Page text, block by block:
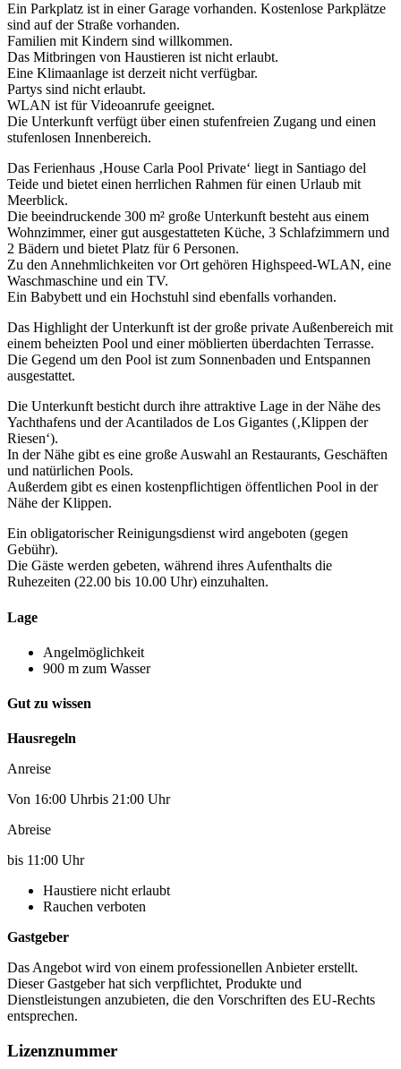
Ein Parkplatz ist in einer Garage vorhanden. Kostenlose Parkplätze
sind auf der Straße vorhanden.
Familien mit Kindern sind willkommen.
Das Mitbringen von Haustieren ist nicht erlaubt.
Eine Klimaanlage ist derzeit nicht verfügbar.
Partys sind nicht erlaubt.
WLAN ist für Videoanrufe geeignet.
Die Unterkunft verfügt über einen stufenfreien Zugang und einen
stufenlosen Innenbereich.
Das Ferienhaus ‚House Carla Pool Private‘ liegt in Santiago del
Teide und bietet einen herrlichen Rahmen für einen Urlaub mit
Meerblick.
Die beeindruckende 300 m² große Unterkunft besteht aus einem
Wohnzimmer, einer gut ausgestatteten Küche, 3 Schlafzimmern und
2 Bädern und bietet Platz für 6 Personen.
Zu den Annehmlichkeiten vor Ort gehören Highspeed-WLAN, eine
Waschmaschine und ein TV.
Ein Babybett und ein Hochstuhl sind ebenfalls vorhanden.
Das Highlight der Unterkunft ist der große private Außenbereich mit
einem beheizten Pool und einer möblierten überdachten Terrasse.
Die Gegend um den Pool ist zum Sonnenbaden und Entspannen
ausgestattet.
Die Unterkunft besticht durch ihre attraktive Lage in der Nähe des
Yachthafens und der Acantilados de Los Gigantes (‚Klippen der
Riesen‘).
In der Nähe gibt es eine große Auswahl an Restaurants, Geschäften
und natürlichen Pools.
Außerdem gibt es einen kostenpflichtigen öffentlichen Pool in der
Nähe der Klippen.
Ein obligatorischer Reinigungsdienst wird angeboten (gegen
Gebühr).
Die Gäste werden gebeten, während ihres Aufenthalts die
Ruhezeiten (22.00 bis 10.00 Uhr) einzuhalten.
Lage
Angelmöglichkeit
900 m zum Wasser
Gut zu wissen
Hausregeln
Anreise
Von 16:00 Uhrbis 21:00 Uhr
Abreise
bis 11:00 Uhr
Haustiere nicht erlaubt
Rauchen verboten
Gastgeber
Das Angebot wird von einem professionellen Anbieter erstellt.
Dieser Gastgeber hat sich verpflichtet, Produkte und
Dienstleistungen anzubieten, die den Vorschriften des EU-Rechts
entsprechen.
Lizenznummer